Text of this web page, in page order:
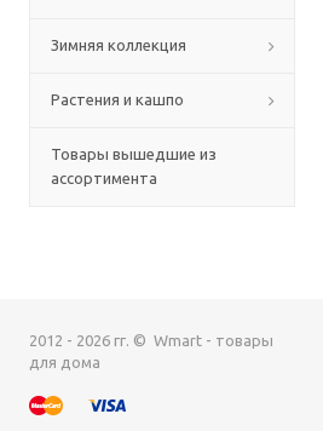
Зимняя коллекция
Растения и кашпо
Товары вышедшие из
ассортимента
2012 - 2026 гг. © Wmart - товары
для дома